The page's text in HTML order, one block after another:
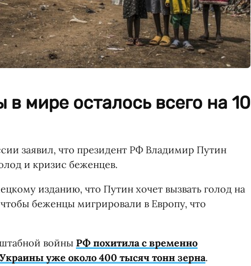
мире осталось всего на 10
заявил, что президент РФ Владимир Путин
и кризис беженцев.
изданию, что Путин хочет вызвать голод на
беженцы мигрировали в Европу, что
войны РФ похитила с временно
уже около 400 тысяч тонн зерна.